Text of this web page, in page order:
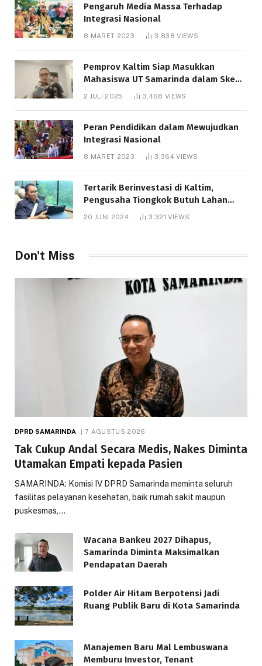
Pengaruh Media Massa Terhadap
Integrasi Nasional
8 MARET 2023 3,838VIEWS
Pemprov Kaltim Siap Masukkan
Mahasiswa UT Samarinda dalam Skema
Bantuan Pendidikan Gratispol
2 JULI 2025 3,468 VIEWS
Peran Pendidikan dalam Mewujudkan
Integrasi Nasional
8 MARET 2023 3,364VIEWS
Tertarik Berinvestasi di Kaltim,
Pengusaha Tiongkok Butuh Lahan
1.000 Hektare
20 JUNI 2024 3,321VIEWS
Don't Miss
DPRD SAMARINDA 7 AGUSTUS 2026
Tak Cukup Andal Secara Medis, Nakes Diminta
Utamakan Empati kepada Pasien
SAMARINDA: Komisi IV DPRD Samarinda meminta seluruh
fasilitas pelayanan kesehatan, baik rumah sakit maupun
puskesmas,…
Wacana Bankeu 2027 Dihapus,
Samarinda Diminta Maksimalkan
Pendapatan Daerah
Polder Air Hitam Berpotensi Jadi
Ruang Publik Baru di Kota Samarinda
Manajemen Baru Mal Lembuswana
Memburu Investor, Tenant